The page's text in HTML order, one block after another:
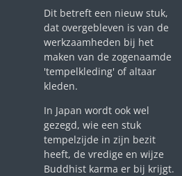
Dit betreft een nieuw stuk,
dat overgebleven is van de
werkzaamheden bij het
maken van de zogenaamde
'tempelkleding' of altaar
kleden.
In Japan wordt ook wel
gezegd, wie een stuk
tempelzijde in zijn bezit
heeft, de vredige en wijze
Buddhist karma er bij krijgt.